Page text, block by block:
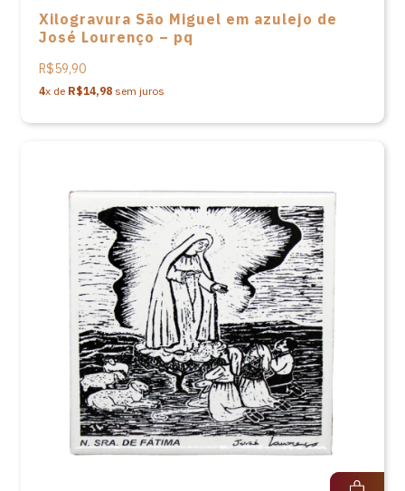
Xilogravura São Miguel em azulejo de
José Lourenço – pq
R$59,90
4x de R$14,98 sem juros